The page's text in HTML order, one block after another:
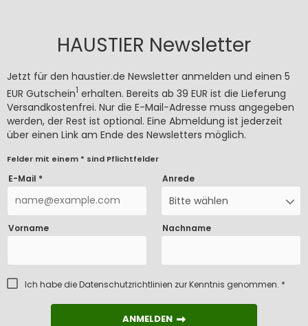
HAUSTIER Newsletter
Jetzt für den haustier.de Newsletter anmelden und einen 5
EUR Gutschein1 erhalten. Bereits ab 39 EUR ist die Lieferung
Versandkostenfrei. Nur die E-Mail-Adresse muss angegeben
werden, der Rest ist optional. Eine Abmeldung ist jederzeit
über einen Link am Ende des Newsletters möglich.
Felder mit einem * sind Pflichtfelder
E-Mail * Anrede
Bitte wählen
Vorname Nachname
Ich habe dieDatenschutzrichtlinien zur Kenntnis genommen. *
ANMELDEN
ANMELDEN